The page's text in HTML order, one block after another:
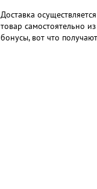
Доставка
товар самостоятельно
бонусы, вот что